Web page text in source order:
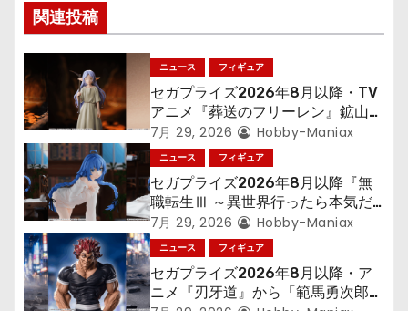
ー
シ
ョ
ン
関連投稿
ニュース フィギュア
セガプライズ2026年8月以降・TV
アニメ『葬送のフリーレン』鉱山で
300年働くことになっっちゃった
「フリーレン」を立体化！
7月 29, 2026 Hobby-Maniax
ニュース フィギュア
セガプライズ2026年8月以降『無
職転生Ⅲ ～異世界行ったら本気だ
す～』から「ロキシー」のフィギュ
アが登場！
7月 29, 2026 Hobby-Maniax
ニュース フィギュア
セガプライズ2026年8月以降・ア
ニメ『刃牙道』から「範馬勇次郎」